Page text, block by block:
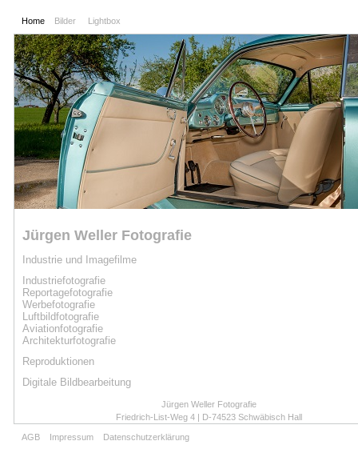
Home Bilder Lightbox
AGB Impressum Datenschutzerklärung
Jürgen Weller Fotografie
Industrie und Imagefilme
Industriefotografie
Reportagefotografie
Werbefotografie
Luftbildfotografie
Aviationfotografie
Architekturfotografie
Reproduktionen
Digitale Bildbearbeitung
Jürgen Weller Fotografie
Friedrich-List-Weg 4 | D-74523 Schwäbisch Hall
weller.fotografie@t-online.de